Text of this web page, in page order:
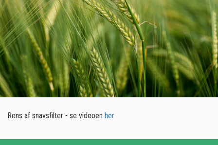
Rens af snavsfilter - se videoen her